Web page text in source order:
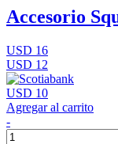
Accesorio
USD 16
USD 12
USD 10
Agregar al carrito
-